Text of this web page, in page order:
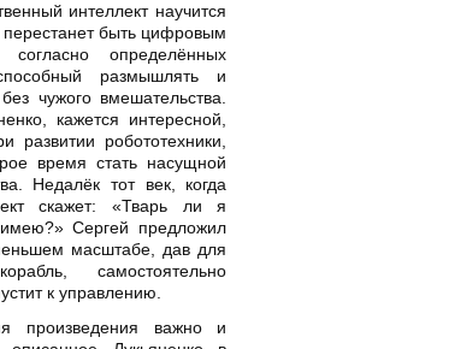
интеллект научится
быть цифровым
определённых
размышлять и
чужого вмешательства.
кажется интересной,
развитии робототехники,
время стать насущной
Недалёк тот век, когда
скажет: «Тварь ли я
Сергей предложил
масштабе, дав для
самостоятельно
к управлению.
произведения важно и